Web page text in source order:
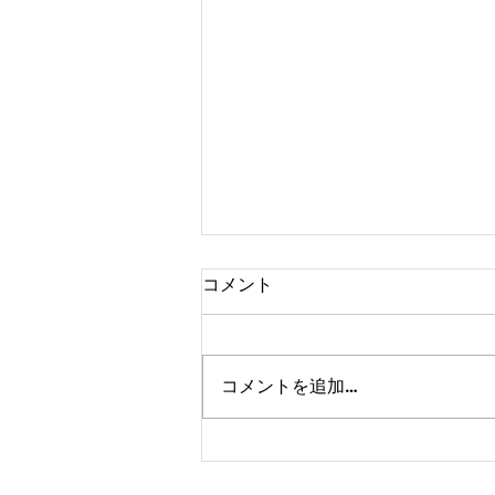
かけっこクラブ＠茨木
コメント
コメントを追加…